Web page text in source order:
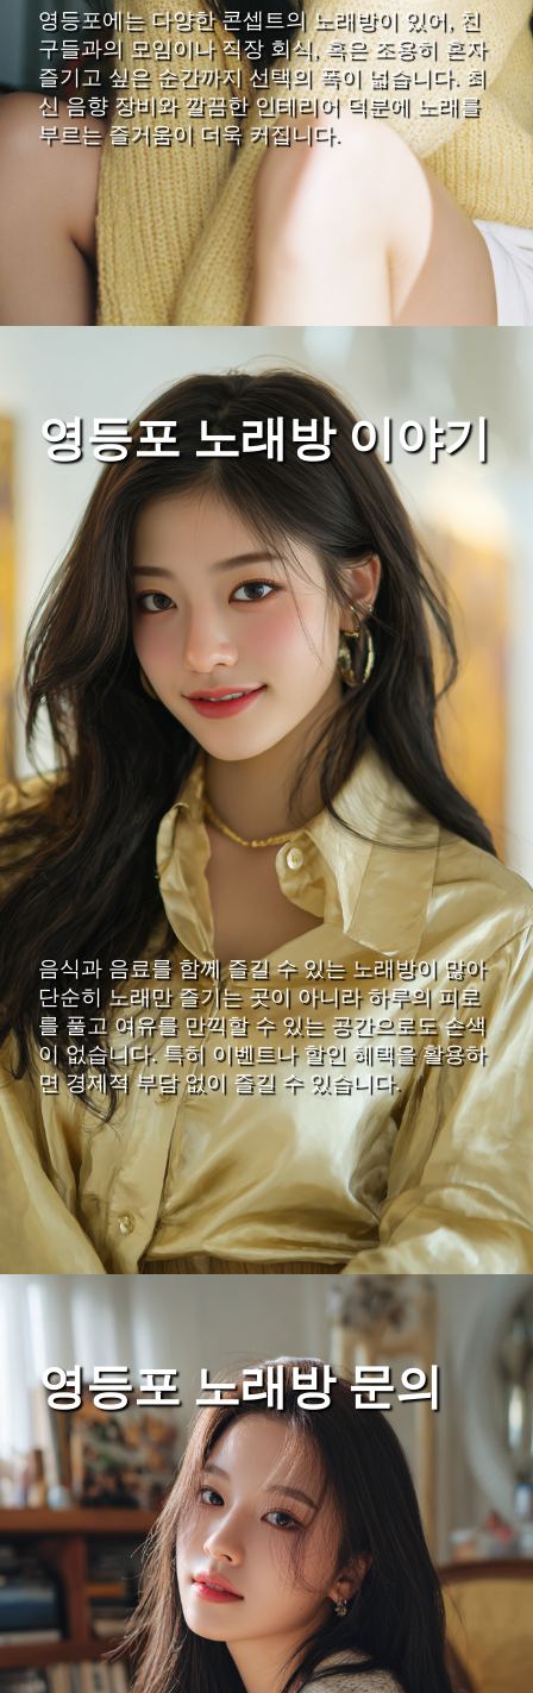
영등포에는 다양한 콘셉트의 노래방이 있어, 친
구들과의 모임이나 직장 회식, 혹은 조용히 혼자
즐기고 싶은 순간까지 선택의 폭이 넓습니다. 최
신 음향 장비와 깔끔한 인테리어 덕분에 노래를
부르는 즐거움이 더욱 커집니다.
영등포 노래방 이야기
음식과 음료를 함께 즐길 수 있는 노래방이 많아
단순히 노래만 즐기는 곳이 아니라 하루의 피로
를 풀고 여유를 만끽할 수 있는 공간으로도 손색
이 없습니다. 특히 이벤트나 할인 혜택을 활용하
면 경제적 부담 없이 즐길 수 있습니다.
영등포 노래방 문의